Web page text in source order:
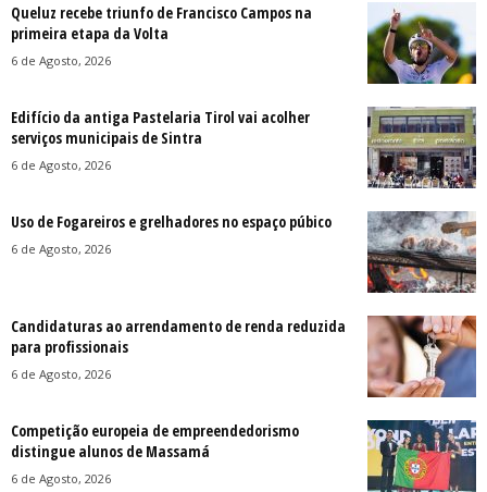
Queluz recebe triunfo de Francisco Campos na
primeira etapa da Volta
6 de Agosto, 2026
Edifício da antiga Pastelaria Tirol vai acolher
serviços municipais de Sintra
6 de Agosto, 2026
Uso de Fogareiros e grelhadores no espaço púbico
6 de Agosto, 2026
Candidaturas ao arrendamento de renda reduzida
para profissionais
6 de Agosto, 2026
Competição europeia de empreendedorismo
distingue alunos de Massamá
6 de Agosto, 2026